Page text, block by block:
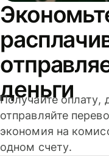
деньги
Получайте оплату,
отправляйте
экономия на
одном счету.